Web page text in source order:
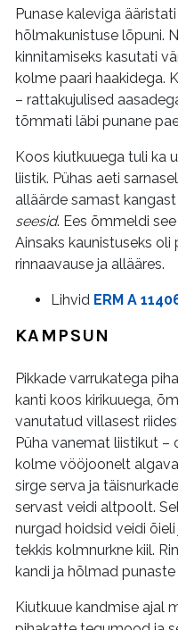
Punase kaleviga
hõlmakunistuse lõpuni.
kinnitamiseks kasutati
kolme paari haakidega.
– rattakujulised
tõmmati läbi punane
Koos kiutkuuega tuli ka
liistik. Pühas aeti
alläärde samast
seesid. Ees õmmeldi
Ainsaks kaunistuseks
rinnaavause ja allääres.
Lihvid ERM A
KAMPSUN
Pikkade varrukatega
kanti koos kirikuuega,
vanutatud villasest
Püha vanemat liistikut –
kolme vööjoonelt
sirge serva ja
servast veidi altpoolt.
nurgad hoidsid veidi
tekkis kolmnurkne kiil.
kandi ja hõlmad
Kiutkuue kandmise ajal